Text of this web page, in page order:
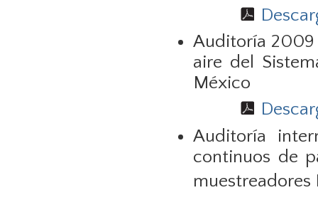
Auditoría 2009
aire del
México
Auditoría
continuos de
muestreadores